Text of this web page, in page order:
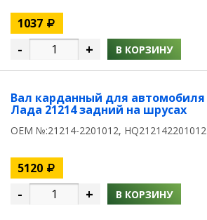
1037
- + В КОРЗИНУ
Вал карданный для автомобиля
Лада 21214 задний на шрусах
OEM №:21214-2201012, HQ212142201012
5120
- + В КОРЗИНУ